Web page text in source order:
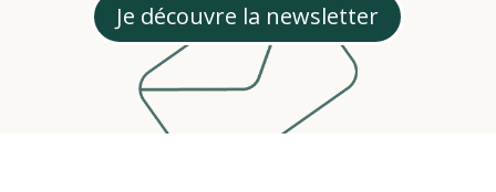
Je découvre la newsletter